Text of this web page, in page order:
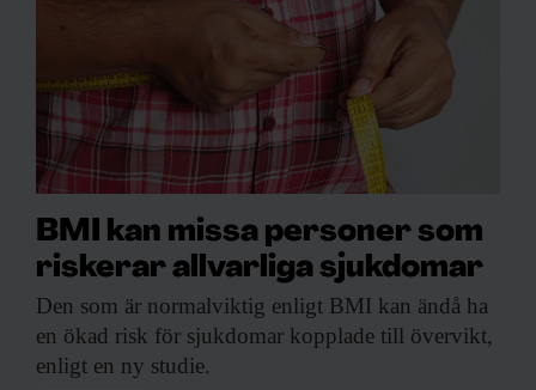
BMI kan missa personer som
riskerar allvarliga sjukdomar
Den som är normalviktig enligt BMI kan ändå ha
en ökad risk för sjukdomar kopplade till övervikt,
enligt en ny studie.